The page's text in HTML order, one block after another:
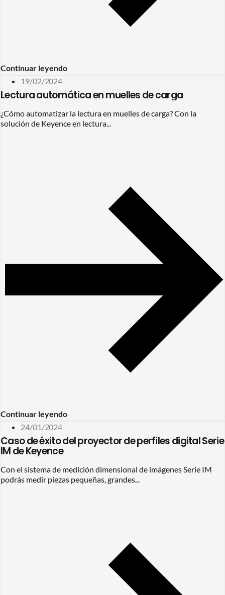
Continuar leyendo
19/02/2024
Lectura automática en muelles de carga
¿Cómo automatizar la lectura en muelles de carga? Con la
solución de Keyence en lectura...
Continuar leyendo
24/01/2024
Caso de éxito del proyector de perfiles digital Serie
IM de Keyence
Con el sistema de medición dimensional de imágenes Serie IM
podrás medir piezas pequeñas, grandes...